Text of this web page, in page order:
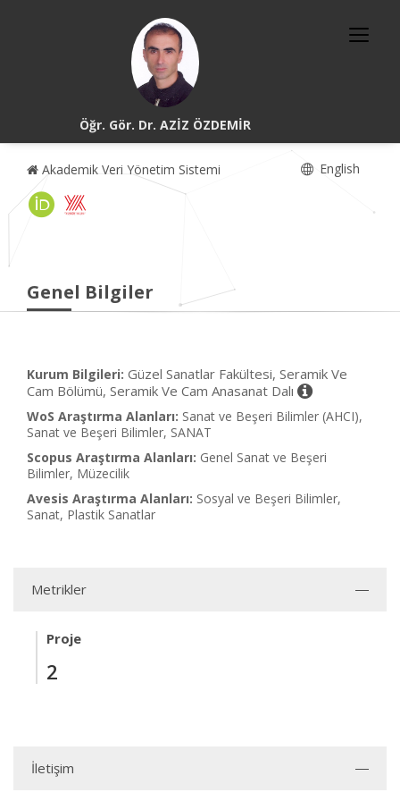
Öğr. Gör. Dr. AZİZ ÖZDEMİR
Akademik Veri Yönetim Sistemi English
Genel Bilgiler
Kurum Bilgileri: Güzel Sanatlar Fakültesi, Seramik Ve
Cam Bölümü, Seramik Ve Cam Anasanat Dalı
WoS Araştırma Alanları: Sanat ve Beşeri Bilimler (AHCI),
Sanat ve Beşeri Bilimler, SANAT
Scopus Araştırma Alanları: Genel Sanat ve Beşeri
Bilimler, Müzecilik
Avesis Araştırma Alanları: Sosyal ve Beşeri Bilimler,
Sanat, Plastik Sanatlar
Metrikler
Proje
2
İletişim